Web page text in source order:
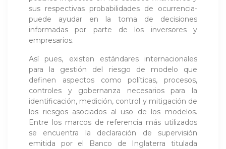
sus respectivas probabilidades de ocurrencia-
puede ayudar en la toma de decisiones
informadas por parte de los inversores y
empresarios.
Así pues, existen estándares internacionales
para la gestión del riesgo de modelo que
definen aspectos como políticas, procesos,
controles y gobernanza necesarios para la
identificación, medición, control y mitigación de
los riesgos asociados al uso de los modelos.
Entre los marcos de referencia más utilizados
se encuentra la declaración de supervisión
emitida por el Banco de Inglaterra titulada